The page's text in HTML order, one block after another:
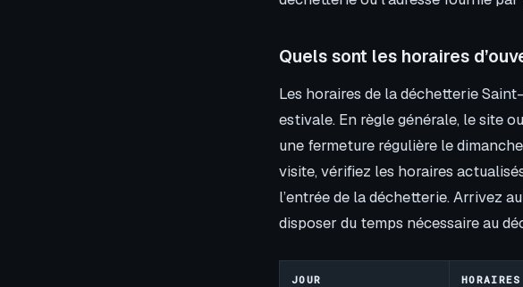
Quels sont les horaires
Les horaires de la déchetterie
estivale. En règle générale, le site
une fermeture régulière le
visite, vérifiez les horaires
l’entrée de la déchetterie. Arrivez
disposer du temps nécessaire au
JOUR